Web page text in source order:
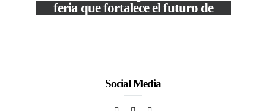
feria que fortalece el futuro de
Social Media